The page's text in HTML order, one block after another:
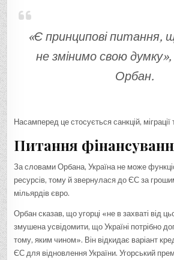
«Є принципові питання,
не змінимо свою думку»,
Орбан.
Насамперед це стосується санкцій,
Питання
За словами Орбана, Україна не може
ресурсів, тому й звернулася до ЄС за
мільярдів євро.
Орбан сказав, що угорці «не в захваті від
змушена усвідомити, що Україні потрібно
тому, яким чином». Він відкидає варіант
ЄС для відновлення України. Угорський